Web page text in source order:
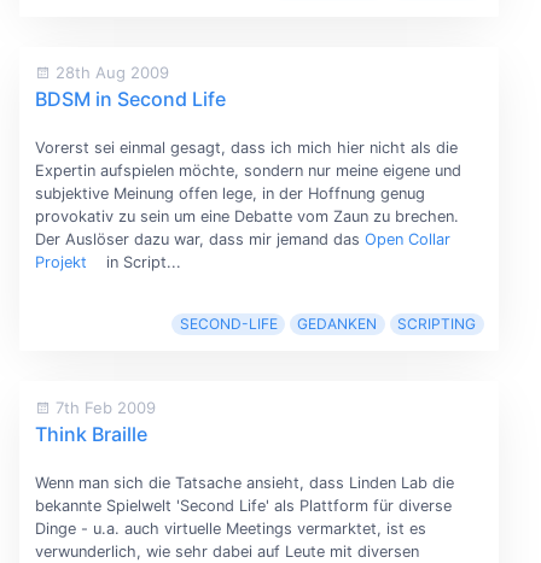
28th Aug 2009
BDSM in Second Life
Vorerst sei einmal gesagt, dass ich mich hier nicht als die
Expertin aufspielen möchte, sondern nur meine eigene und
subjektive Meinung offen lege, in der Hoffnung genug
provokativ zu sein um eine Debatte vom Zaun zu brechen.
Der Auslöser dazu war, dass mir jemand das Open Collar
Projekt
in Script...
SECOND-LIFE GEDANKEN SCRIPTING
7th Feb 2009
Think Braille
Wenn man sich die Tatsache ansieht, dass Linden Lab die
bekannte Spielwelt 'Second Life' als Plattform für diverse
Dinge - u.a. auch virtuelle Meetings vermarktet, ist es
verwunderlich, wie sehr dabei auf Leute mit diversen